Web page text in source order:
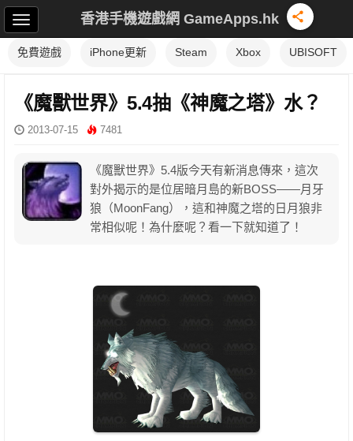
香港手機遊戲網 GameApps.hk
免費遊戲 iPhone更新 Steam Xbox UBISOFT
《魔獸世界》5.4抽《神魔之塔》水？
2013-07-15 7481
《魔獸世界》5.4版今天有新消息傳來，這次
對外揭示的是位居暗月島的新BOSS——月牙
狼（MoonFang），這和神魔之塔的日月狼非
常相似呢！為什麼呢？看一下就知道了！